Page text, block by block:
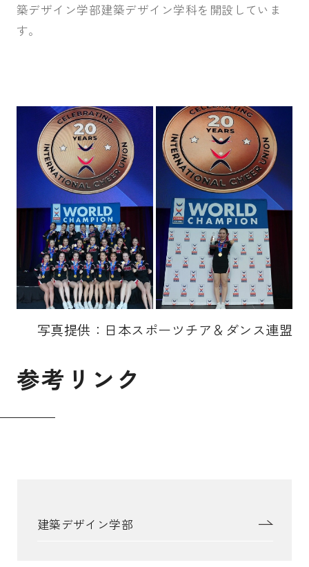
築デザイン学部建築デザイン学科を開設していま
す。
写真提供：日本スポーツチア＆ダンス連盟
参考 リ ン ク
建築デザイン学部